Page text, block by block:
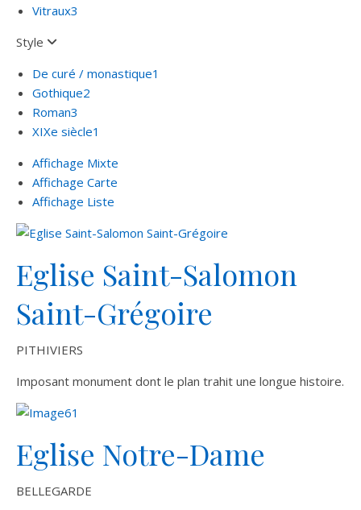
Vitraux3
Style
De curé / monastique1
Gothique2
Roman3
XIXe siècle1
Affichage Mixte
Affichage Carte
Affichage Liste
Eglise Saint-Salomon
Saint-Grégoire
PITHIVIERS
Imposant monument dont le plan trahit une longue histoire.
Eglise Notre-Dame
BELLEGARDE